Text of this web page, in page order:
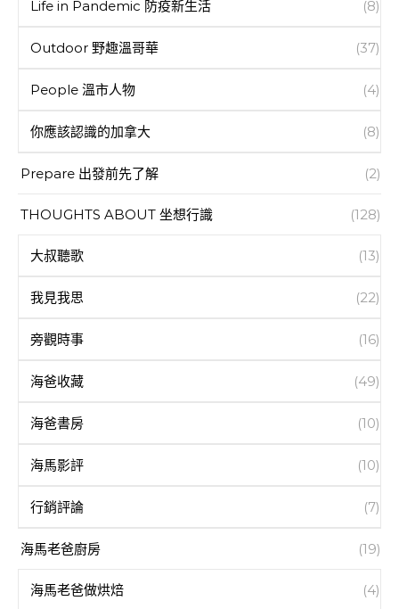
Life in Pandemic 防疫新生活 (8)
Outdoor 野趣溫哥華 (37)
People 溫市人物 (4)
你應該認識的加拿大 (8)
Prepare 出發前先了解 (2)
THOUGHTS ABOUT 坐想行識 (128)
大叔聽歌 (13)
我見我思 (22)
旁觀時事 (16)
海爸收藏 (49)
海爸書房 (10)
海馬影評 (10)
行銷評論 (7)
海馬老爸廚房 (19)
海馬老爸做烘焙 (4)